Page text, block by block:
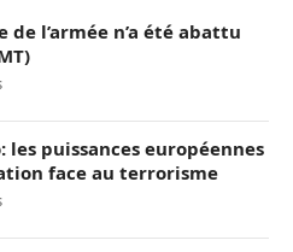
l’armée n’a été abattu
puissances européennes
face au terrorisme